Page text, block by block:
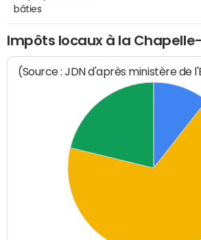
bâties
Impôts locaux à la
(Source : JDN d'après ministère de